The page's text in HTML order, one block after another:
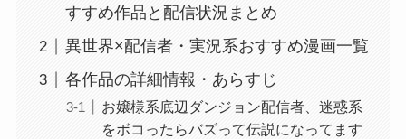
すすめ作品と配信状況まとめ
異世界×配信者・実況系おすすめ漫画一覧
各作品の詳細情報・あらすじ
お嬢様系底辺ダンジョン配信者、迷惑系
をボコったらバズって伝説になってます